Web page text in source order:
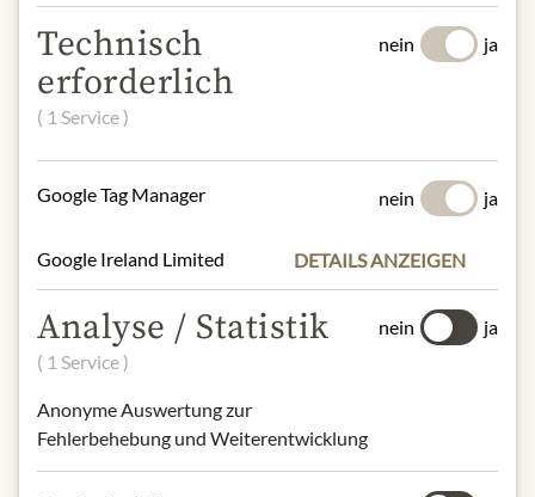
Sojabohnen und daraus gewonnene
Erzeugnisse, Schalenfrüchte und
daraus hergestellte Erzeugnisse
Brennwert (Energie):
1750 kJ / 413
- davon gesättigte Fettsäuren:
0,7 g
Kohlenhydrate:
Eiweiß:1,8 g
Salz:0,0 g
Technisch
erforderlich
( 1 Service )
nein ja
Google Tag Manager nein ja
Google Ireland Limited DETAILS ANZEIGEN
Analyse / Statistik
( 1 Service )
Anonyme Auswertung zur
Fehlerbehebung und Weiterentwicklung
nein ja